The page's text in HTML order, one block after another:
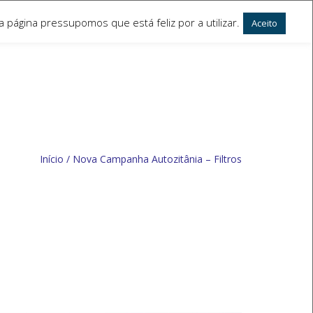
Início / Nova Campanha Autozitânia – Filtros
pressupomos que está feliz por a utilizar. Aceito